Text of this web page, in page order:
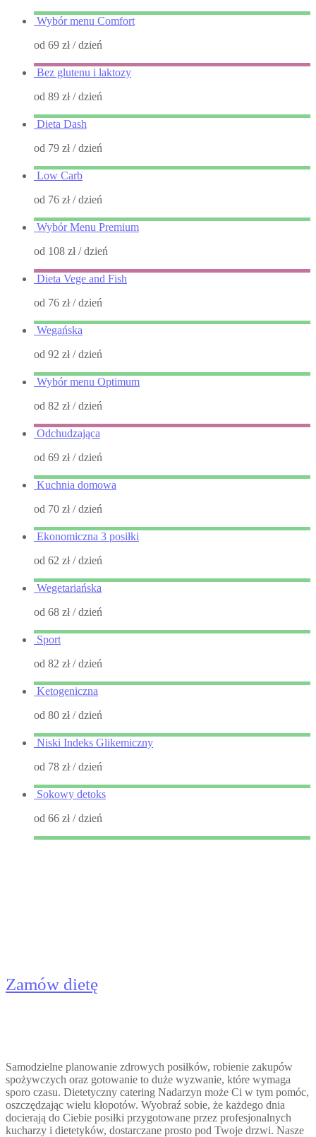
Wybór menu Comfort
od 69 zł/ dzień
Bez glutenu i laktozy
od 89 zł/ dzień
Dieta Dash
od 79 zł/ dzień
Low Carb
od 76 zł/ dzień
Wybór Menu Premium
od 108 zł/ dzień
Dieta Vege and Fish
od 76 zł/ dzień
Wegańska
od 92 zł/ dzień
Wybór menu Optimum
od 82 zł/ dzień
Odchudzająca
od 69 zł/ dzień
Kuchnia domowa
od 70 zł/ dzień
Ekonomiczna 3 posiłki
od 62 zł/ dzień
Wegetariańska
od 68 zł/ dzień
Sport
od 82 zł/ dzień
Ketogeniczna
od 80 zł/ dzień
Niski Indeks Glikemiczny
od 78 zł/ dzień
Sokowy detoks
od 66 zł/ dzień
Zamów dietę
Samodzielne planowanie zdrowych posiłków, robienie zakupów
spożywczych oraz gotowanie to duże wyzwanie, które wymaga
sporo czasu. Dietetyczny catering Nadarzyn może Ci w tym pomóc,
oszczędzając wielu kłopotów. Wyobraź sobie, że każdego dnia
docierają do Ciebie posiłki przygotowane przez profesjonalnych
kucharzy i dietetyków, dostarczane prosto pod Twoje drzwi. Nasze